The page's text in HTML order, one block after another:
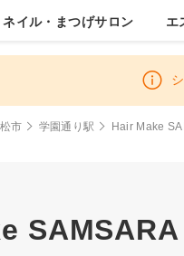
ネイル・まつげサロン エ
市 学園通り駅 Hair Make
SAMSARA